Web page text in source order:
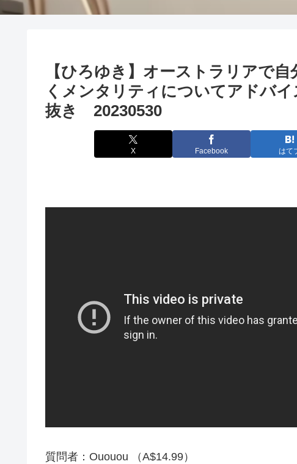
【ひろゆき】オーストラリアで
くメンタリティについてアドバ
抜き 20230530
X Facebook はて
質問者：Ououou （A$14.99）